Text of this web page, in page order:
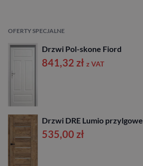
OFERTY SPECJALNE
Drzwi Pol-skone Fiord
841,32 zł z VAT
Drzwi DRE Lumio przylgowe
535,00 zł